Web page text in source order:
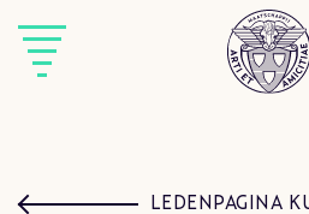
LEDENPAGINA